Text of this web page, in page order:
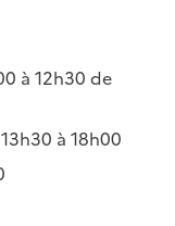
à 12h30 de
à 18h00